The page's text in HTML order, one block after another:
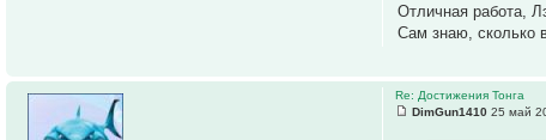
Отличная работа,
Сам знаю, сколько
Re: Достижения Тонга
DimGun1410 25 май